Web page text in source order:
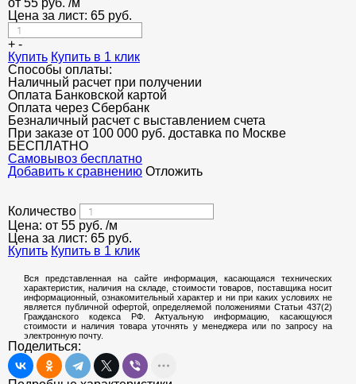
РАСКЛАДКА, ПЛИНТУС
ПОТОЛКИ
АКЦИИ
НЕДОРОГОЙ МЕТАЛЛОПРОКАТ
от 55 руб. /м
Цена за лист: 65 руб.
+ -
Купить Купить в 1 клик
Способы оплаты:
Наличный расчет при получении
Оплата Банковской картой
Оплата через Сбербанк
Безналичный расчет с выставлением счета
При заказе от 100 000 руб. доставка по Москве
БЕСПЛАТНО
Cамовывоз бесплатно
Добавить к сравнению Отложить
Количество
Цена: от 55 руб. /м
Цена за лист: 65 руб.
Купить Купить в 1 клик
Вся представленная на сайте информация, касающаяся технических
характеристик, наличия на складе, стоимости товаров, поставщика носит
информационный, ознакомительный характер и ни при каких условиях не
является публичной офертой, определяемой положениями Статьи 437(2)
Гражданского кодекса РФ. Актуальную информацию, касающуюся
стоимости и наличия товара уточнять у менеджера или по запросу на
электронную почту.
Поделиться: